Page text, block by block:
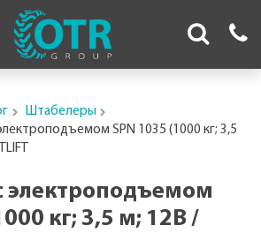
Штабелеры
SPN 1035 (1000 кг; 3,5
электроподъемом
кг; 3,5 м; 12В /